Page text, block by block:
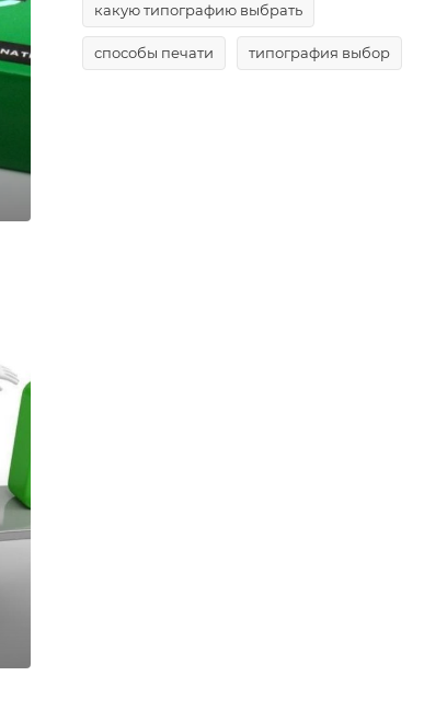
какую типографию выбрать
способы печати типография выбор